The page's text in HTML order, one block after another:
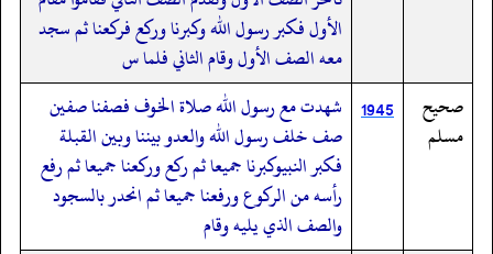
الأول فكبر رسول الله وكبرنا وركع فركعنا ثم سجد
معه الصف الأول وقام الثاني فلما س
صحيح
مسلم
1945 شهدت مع رسول الله صلاة الخوف فصفنا صفين
صف خلف رسول الله والعدو بيننا وبين القبلة
فكبر النبيوكبرنا جميعا ثم ركع وركعنا جميعا ثم رفع
رأسه من الركوع ورفعنا جميعا ثم انحدر بالسجود
والصف الذي يليه وقام